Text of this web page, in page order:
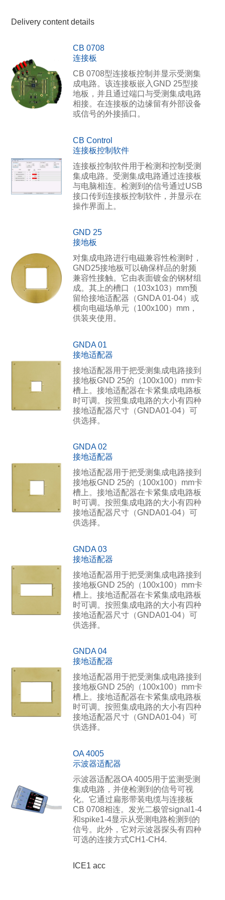
Delivery content details
CB 0708
连接板
CB 0708型连接板控制并显示受测集
成电路。该连接板嵌入GND 25型接
地板，并且通过端口与受测集成电路
相接。在连接板的边缘留有外部设备
或信号的外接插口。
CB Control
连接板控制软件
连接板控制软件用于检测和控制受测
集成电路。受测集成电路通过连接板
与电脑相连。检测到的信号通过USB
接口传到连接板控制软件，并显示在
操作界面上。
GND 25
接地板
对集成电路进行电磁兼容性检测时，
GND25接地板可以确保样品的射频
兼容性接触。它由表面镀金的钢材组
成。其上的槽口（103x103）mm预
留给接地适配器（GNDA 01-04）或
横向电磁场单元（100x100）mm，
供装夹使用。
GNDA 01
接地适配器
接地适配器用于把受测集成电路接到
接地板GND 25的（100x100）mm卡
槽上。接地适配器在卡紧集成电路板
时可调。按照集成电路的大小有四种
接地适配器尺寸（GNDA01-04）可
供选择。
GNDA 02
接地适配器
接地适配器用于把受测集成电路接到
接地板GND 25的（100x100）mm卡
槽上。接地适配器在卡紧集成电路板
时可调。按照集成电路的大小有四种
接地适配器尺寸（GNDA01-04）可
供选择。
GNDA 03
接地适配器
接地适配器用于把受测集成电路接到
接地板GND 25的（100x100）mm卡
槽上。接地适配器在卡紧集成电路板
时可调。按照集成电路的大小有四种
接地适配器尺寸（GNDA01-04）可
供选择。
GNDA 04
接地适配器
接地适配器用于把受测集成电路接到
接地板GND 25的（100x100）mm卡
槽上。接地适配器在卡紧集成电路板
时可调。按照集成电路的大小有四种
接地适配器尺寸（GNDA01-04）可
供选择。
OA 4005
示波器适配器
示波器适配器OA 4005用于监测受测
集成电路，并使检测到的信号可视
化。它通过扁形带装电缆与连接板
CB 0708相连。发光二极管signal1-4
和spike1-4显示从受测电路检测到的
信号。此外，它对示波器探头有四种
可选的连接方式CH1-CH4.
ICE1 acc